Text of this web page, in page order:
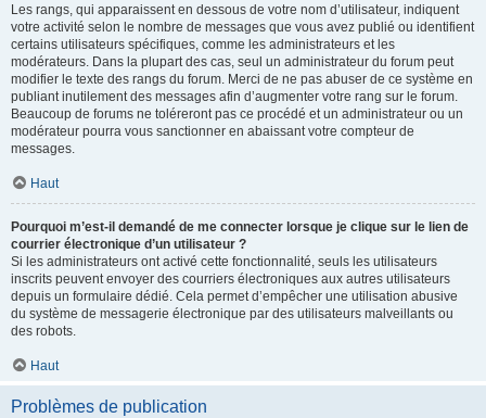
Les rangs, qui apparaissent en dessous de votre nom d’utilisateur, indiquent
votre activité selon le nombre de messages que vous avez publié ou identifient
certains utilisateurs spécifiques, comme les administrateurs et les
modérateurs. Dans la plupart des cas, seul un administrateur du forum peut
modifier le texte des rangs du forum. Merci de ne pas abuser de ce système en
publiant inutilement des messages afin d’augmenter votre rang sur le forum.
Beaucoup de forums ne toléreront pas ce procédé et un administrateur ou un
modérateur pourra vous sanctionner en abaissant votre compteur de
messages.
Haut
Pourquoi m’est-il demandé de me connecter lorsque je clique sur le lien de
courrier électronique d’un utilisateur ?
Si les administrateurs ont activé cette fonctionnalité, seuls les utilisateurs
inscrits peuvent envoyer des courriers électroniques aux autres utilisateurs
depuis un formulaire dédié. Cela permet d’empêcher une utilisation abusive
du système de messagerie électronique par des utilisateurs malveillants ou
des robots.
Haut
Problèmes de publication